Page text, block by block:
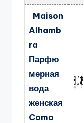
Maison
Alhamb
ra
Парфю
мерная
вода
женская
Como